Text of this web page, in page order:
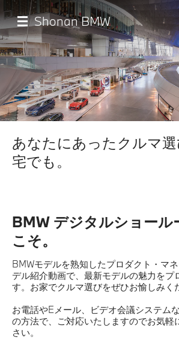
メ
イ
ン
コ
ン
テ
に
移
動
店舗一覧
モデル一覧
サービス
所有権解除について
健康経営宣言
Shonan BMW
あなたにあったクルマ
宅でも。
BMW デジタルショール
こそ。
BMWモデルを熟知したプロダクト・マ
デル紹介動画で、最新モデルの魅力をプ
す。お家でクルマ選びをぜひお愉しみく
お電話やEメール、ビデオ会議システム
の方法で、ご対応いたしますのでお気軽
さい。